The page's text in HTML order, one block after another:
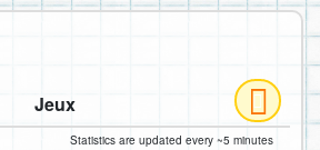
Jeux
Statistics are updated every ~5 minutes